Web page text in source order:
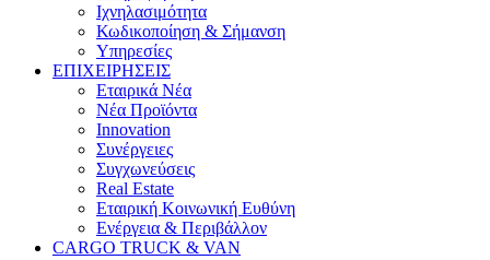
Ιχνηλασιμότητα
Κωδικοποίηση & Σήμανση
Υπηρεσίες
ΕΠΙΧΕΙΡΗΣΕΙΣ
Εταιρικά Νέα
Νέα Προϊόντα
Innovation
Συνέργειες
Συγχωνεύσεις
Real Estate
Εταιρική Κοινωνική Ευθύνη
Ενέργεια & Περιβάλλον
CARGO TRUCK & VAN